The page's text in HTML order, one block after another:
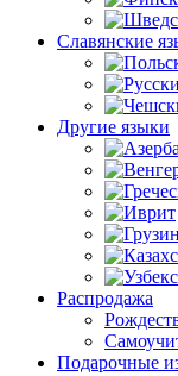
Славянские
Другие языки
Распродажа
Подарочные